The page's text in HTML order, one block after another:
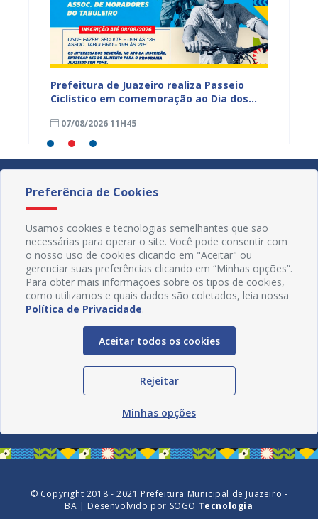
Prefeitura de Juazeiro realiza Passeio
Ciclístico em comemoração ao Dia dos
07/08/2026 11H45
Redes Sociais
© Copyright 2018 - 2021 Prefeitura Municipal de Juazeiro -
BA | Desenvolvido por SOGO Tecnologia
Preferência de Cookies
Usamos cookies e tecnologias semelhantes que são
necessárias para operar o site. Você pode consentir com
o nosso uso de cookies clicando em "Aceitar" ou
gerenciar suas preferências clicando em “Minhas opções”.
Para obter mais informações sobre os tipos de cookies,
como utilizamos e quais dados são coletados, leia nossa
Política de Privacidade.
Aceitar todos os cookies
Rejeitar
Minhas opções